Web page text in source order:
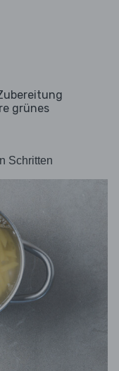
grünes
Schritten